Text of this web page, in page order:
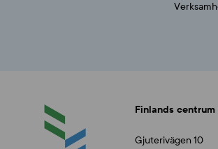
Finlands
Gjuterivägen 10